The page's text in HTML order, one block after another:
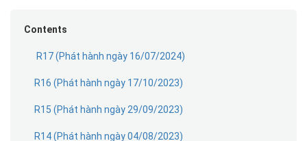
Contents
R17 (Phát hành ngày 16/07/2024)
R16 (Phát hành ngày 17/10/2023)
R15 (Phát hành ngày 29/09/2023)
R14 (Phát hành ngày 04/08/2023)